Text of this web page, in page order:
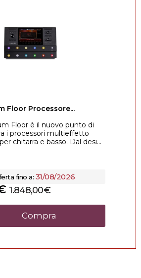
Floor Processore...
Floor è il nuovo punto di
i processori multieffetto
chitarra e basso. Dal desi...
fino a: 31/08/2026
€
1.848,00
Compra